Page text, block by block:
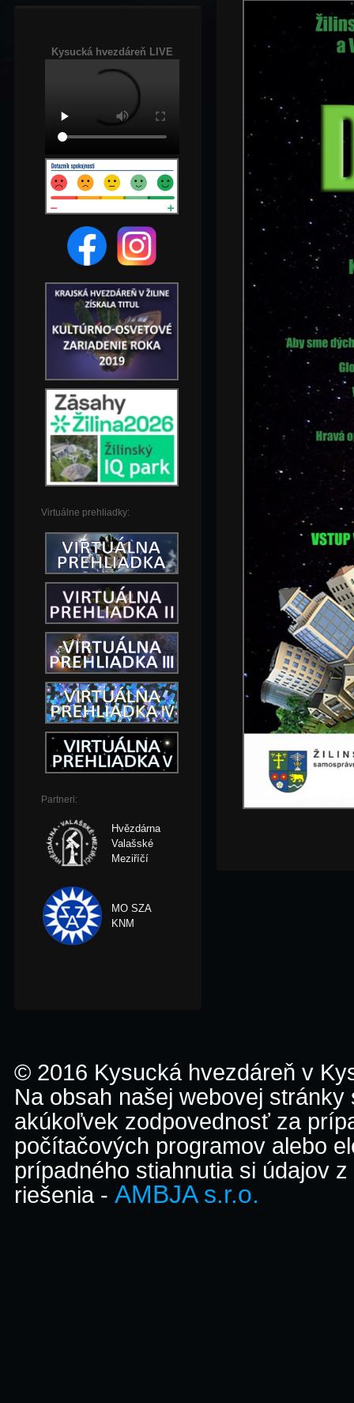
Kysucká hvezdáreň LIVE
Virtuálne prehliadky:
Partneri:
Hvězdárna
Valašské
Meziříčí
MO SZA
KNM
© 2016 Kysucká hvezdáreň v
Na obsah našej webovej
akúkoľvek zodpovednosť za
počítačových programov alebo
prípadného stiahnutia si údajov
riešenia - AMBJA s.r.o.